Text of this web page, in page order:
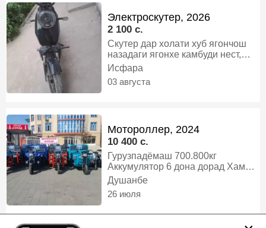
Электроскутер, 2026
2 100 c.
Скутер дар холати хуб ягончош
назадаги ягонхе камбуди нест,
скутер
Исфара
03 августа
Мотороллер, 2024
10 400 c.
Гурузпадёмаш 700.800кг
Аккумулятор 6 дона дорад Хама
намуди муравей дорам Сифаташ
хуб 100% ГАРАНТИЯ ДОРАД
Адрес Душанбе ПАЛИТЕХНИК,
Душанбе
26 июля